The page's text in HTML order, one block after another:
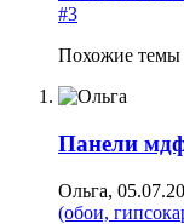
#3
Похожие темы
Панели
Ольга,
(обои,